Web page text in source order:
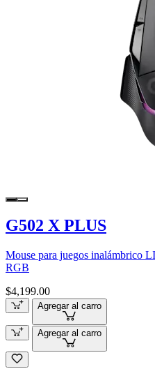
G502 X PLUS
Mouse para juegos inalámbrico
RGB
$4,199.00
Agregar al carro
Agregar al carro